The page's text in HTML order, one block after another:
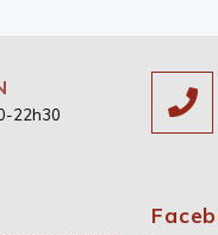
22h30